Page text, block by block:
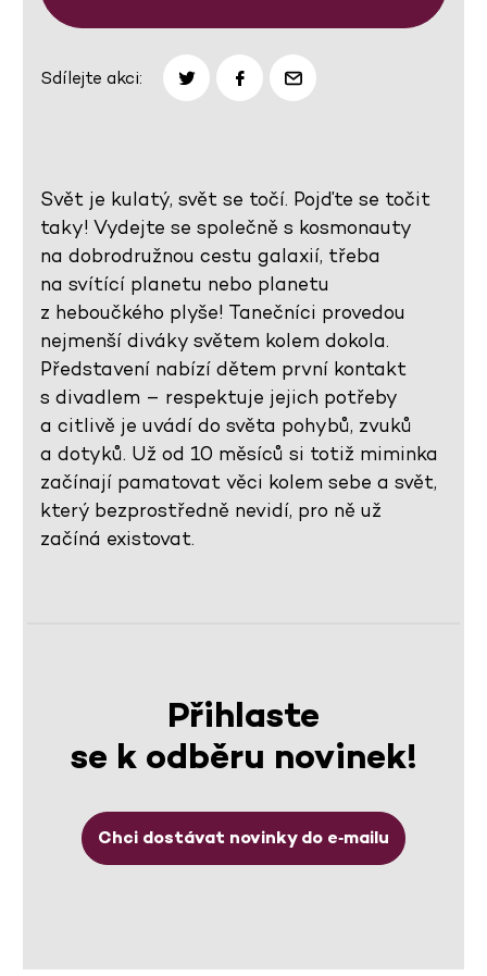
Sdílejte akci:
Svět je kulatý, svět se točí. Pojďte se točit
taky! Vydejte se společně s kosmonauty
na dobrodružnou cestu galaxií, třeba
na svítící planetu nebo planetu
z heboučkého plyše! Tanečníci provedou
nejmenší diváky světem kolem dokola.
Představení nabízí dětem první kontakt
s divadlem – respektuje jejich potřeby
a citlivě je uvádí do světa pohybů, zvuků
a dotyků. Už od 10 měsíců si totiž miminka
začínají pamatovat věci kolem sebe a svět,
který bezprostředně nevidí, pro ně už
začíná existovat.
Přihlaste
se k odběru novinek!
Chci dostávat novinky do e‑mailu